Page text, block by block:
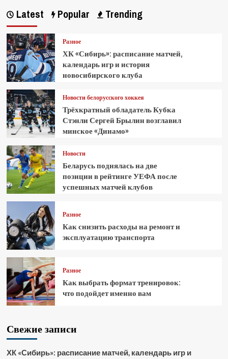
Latest Popular Trending
Разное
ХК «Сибирь»: расписание матчей,
календарь игр и история
новосибирского клуба
Новости белорусского хоккея
Трёхкратный обладатель Кубка
Стэнли Сергей Брылин возглавил
минское «Динамо»
Новости
Беларусь поднялась на две
позиции в рейтинге УЕФА после
успешных матчей клубов
Разное
Как снизить расходы на ремонт и
эксплуатацию транспорта
Разное
Как выбрать формат тренировок:
что подойдет именно вам
Свежие записи
ХК «Сибирь»: расписание матчей, календарь игр и